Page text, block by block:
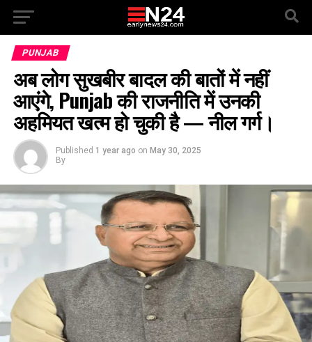
PUNJAB
अब लोग सुखबीर बादल की बातों में नहीं
आएंगे, Punjab की राजनीति में उनकी
अहमियत खत्म हो चुकी है — नील गर्ग।
Published 1 year ago on May 30, 2025
By